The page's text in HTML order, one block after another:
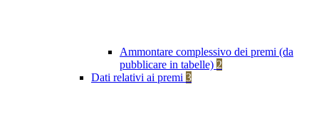
Ammontare complessivo dei premi (da
pubblicare in tabelle) 2
Dati relativi ai premi 3